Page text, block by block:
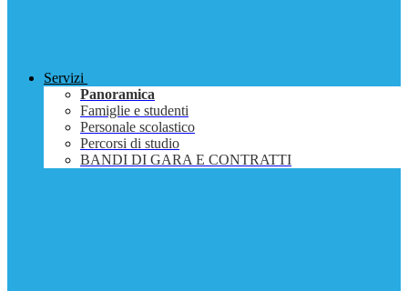
Servizi
Panoramica
Famiglie e studenti
Personale scolastico
Percorsi di studio
BANDI DI GARA E CONTRATTI